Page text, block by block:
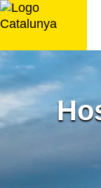
Saltar
al